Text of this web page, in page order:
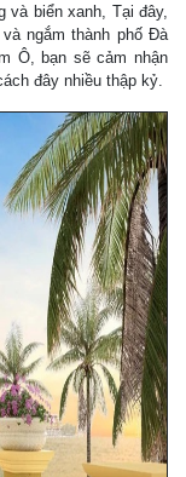
và biển xanh, Tại đây,
ngắm thành phố Đà
Ô, bạn sẽ cảm nhận
đây nhiều thập kỷ.